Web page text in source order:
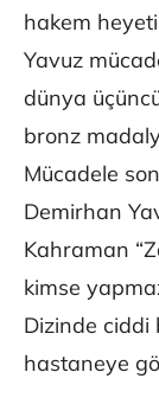
hakem
Yavuz
dünya
bronz
Mücadele
Demirhan
Kahraman
kimse
Dizinde ciddi
hastaneye